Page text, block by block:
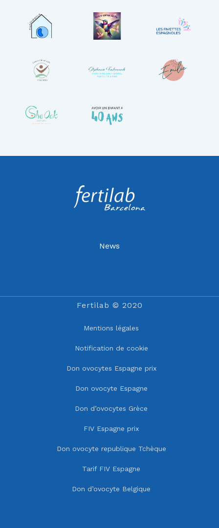
News
Fertilab © 2020
Mentions légales
Notification de cookie
Don ovocytes Espagne prix
Don ovocyte Espagne
Don d’ovocytes Grèce
FIV Espagne prix
Don ovocyte republique Tchèque
Tarif FIV Espagne
Don d’ovocyte Belgique